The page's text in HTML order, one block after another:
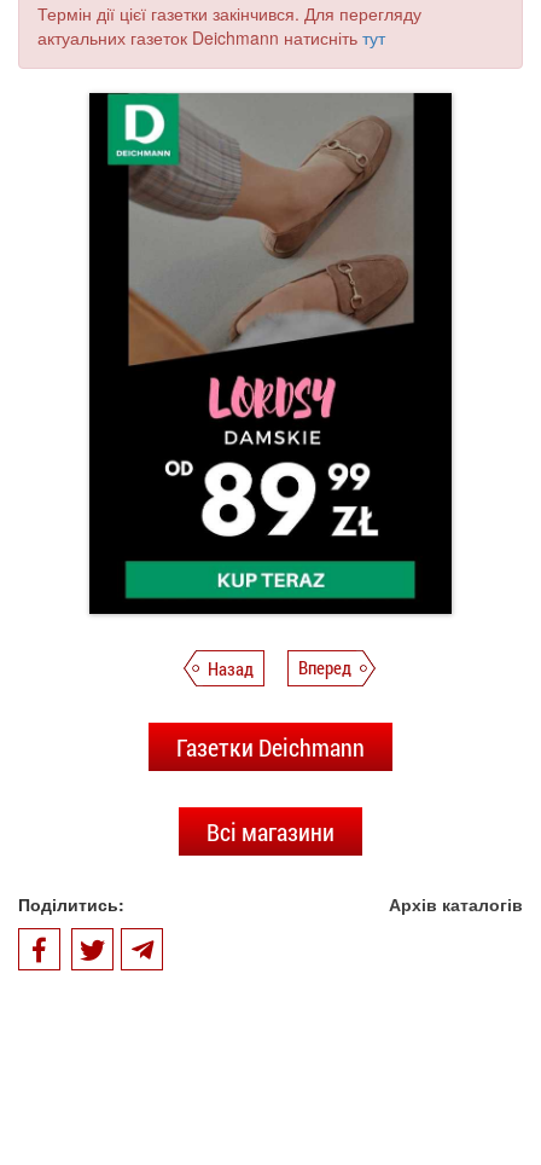
Термін дії цієї газетки закінчився. Для перегляду
актуальних газеток Deichmann натисніть тут
Назад Вперед
Газетки Deichmann
Всі магазини
Поділитись: Архів каталогів